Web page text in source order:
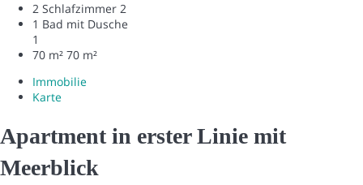
2 Schlafzimmer 2
1 Bad mit Dusche
1
70 m² 70 m²
Immobilie
Karte
Apartment in erster Linie mit
Meerblick